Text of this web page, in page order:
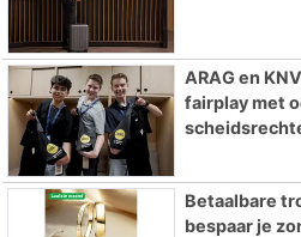
ARAG en
fairplay met
Betaalbare
bespaar je